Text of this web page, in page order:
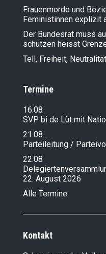
Frauenmorde und
Feministinnen explizit
Der Bundesrat muss
schützen heisst
Tell, Freiheit,
Termine
16.08
SVP bi de Lüt mit
21.08
Parteileitung /
22.08
22. August 2026
Alle Termine
Kontakt